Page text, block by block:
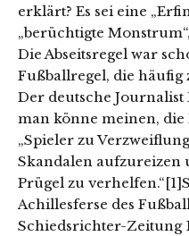
erklärt? Es sei eine
„berüchtigte
Die Abseitsregel war
Fußballregel, die
Der deutsche Journalist
man könne meinen, die
„Spieler zu
Skandalen aufzureizen
Prügel zu
Achillesferse des
Schiedsrichter-Zeitung